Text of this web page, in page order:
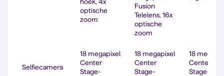
optische
zoom
Fusion
Telelens, 16x
optische
zoom
Selfiecamera
18 megapixel
Center
Stage-
18 megapixel
Center
Stage-
18
Center
Stage-